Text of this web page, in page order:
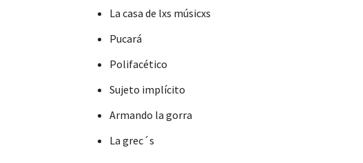
La casa de lxs músicxs
Pucará
Polifacético
Sujeto implícito
Armando la gorra
La grec´s